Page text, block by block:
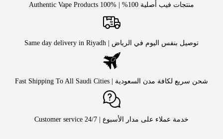
منتجات فيب أصلية 100% | Authentic Vape Products 100%
توصيل بنفس اليوم في الرياض | Same day delivery in Riyadh
شحن سريع لكافة مدن السعودية | Fast Shipping To All Saudi Cities
خدمة عملاء على مدار الأسبوع | Customer service 24/7